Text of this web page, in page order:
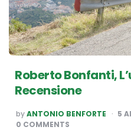
Roberto Bonfanti,
Recensione
POSTED
BY
byANTONIO BENFORTE 5
0 COMMENTS